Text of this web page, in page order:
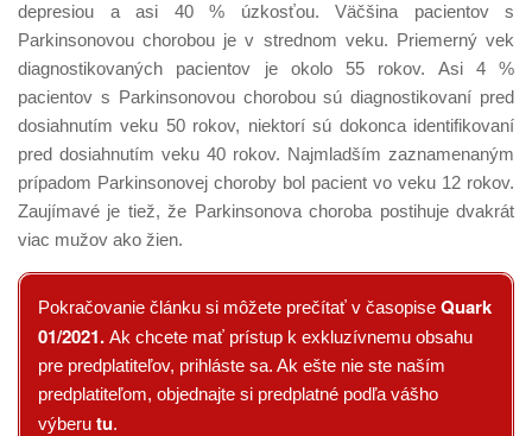
depresiou a asi 40 % úzkosťou. Väčšina pacientov s
Parkinsonovou chorobou je v strednom veku. Priemerný vek
diagnostikovaných pacientov je okolo 55 rokov. Asi 4 %
pacientov s Parkinsonovou chorobou sú diagnostikovaní pred
dosiahnutím veku 50 rokov, niektorí sú dokonca identifikovaní
pred dosiahnutím veku 40 rokov. Najmladším zaznamenaným
prípadom Parkinsonovej choroby bol pacient vo veku 12 rokov.
Zaujímavé je tiež, že Parkinsonova choroba postihuje dvakrát
viac mužov ako žien.
Pokračovanie článku si môžete prečítať v časopise Quark
01/2021. Ak chcete mať prístup k exkluzívnemu obsahu
pre predplatiteľov, prihláste sa. Ak ešte nie ste naším
predplatiteľom, objednajte si predplatné podľa vášho
výberu tu.